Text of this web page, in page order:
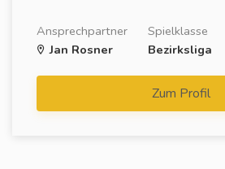
Ansprechpartner
Jan Rosner
Spielklasse
Bezirksliga
Zum Profil